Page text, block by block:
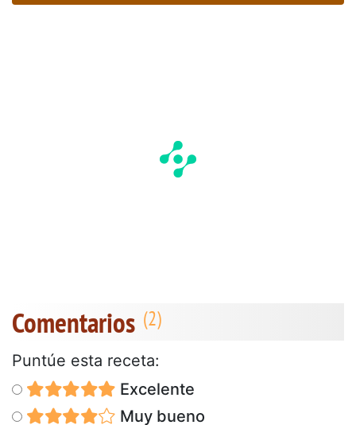
Comentarios
Puntúe esta receta:
Excelente
Muy bueno